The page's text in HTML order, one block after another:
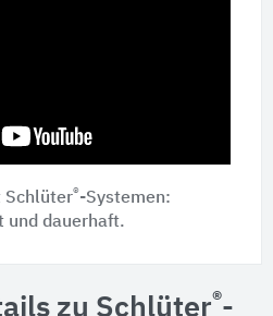
Schlüter®-Systemen:
und dauerhaft.
zu Schlüter®-